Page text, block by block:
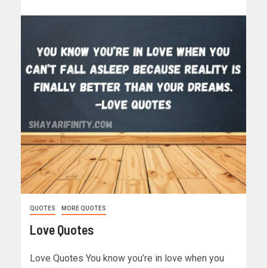
QUOTES MORE QUOTES
Love Quotes
Love Quotes You know you’re in love when you